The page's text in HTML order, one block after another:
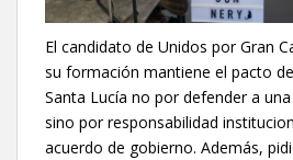
El candidato de Unidos por Gran
su formación mantiene el pacto
Santa Lucía no por defender a
sino por responsabilidad
acuerdo de gobierno. Además,